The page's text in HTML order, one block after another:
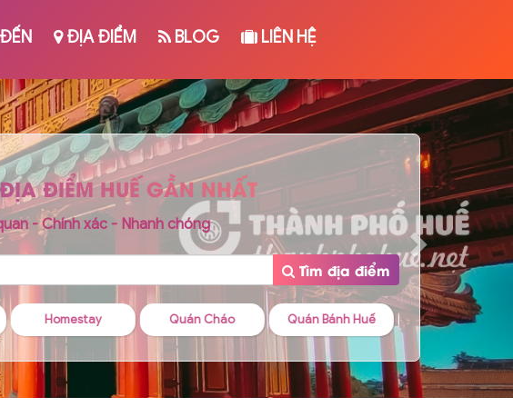
ĐỊA ĐIỂM BLOG LIÊN HỆ
ĐIỂM HUẾ GẦN NHẤT
- Chính xác - Nhanh chóng
Tìm địa điểm
Quán Cháo Quán Bánh Huế Quán Cafe Quán Bánh